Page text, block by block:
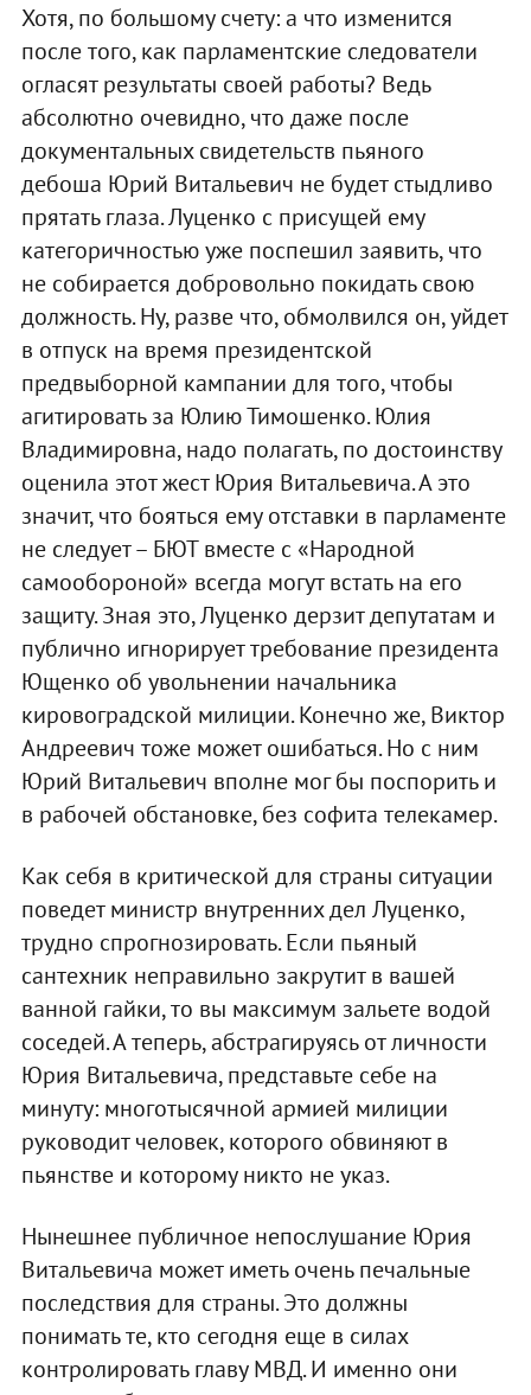
Хотя, по большому счету: а что изменится
после того, как парламентские следователи
огласят результаты своей работы? Ведь
абсолютно очевидно, что даже после
документальных свидетельств пьяного
дебоша Юрий Витальевич не будет стыдливо
прятать глаза. Луценко с присущей ему
категоричностью уже поспешил заявить, что
не собирается добровольно покидать свою
должность. Ну, разве что, обмолвился он, уйдет
в отпуск на время президентской
предвыборной кампании для того, чтобы
агитировать за Юлию Тимошенко. Юлия
Владимировна, надо полагать, по достоинству
оценила этот жест Юрия Витальевича. А это
значит, что бояться ему отставки в парламенте
не следует – БЮТ вместе с «Народной
самообороной» всегда могут встать на его
защиту. Зная это, Луценко дерзит депутатам и
публично игнорирует требование президента
Ющенко об увольнении начальника
кировоградской милиции. Конечно же, Виктор
Андреевич тоже может ошибаться. Но с ним
Юрий Витальевич вполне мог бы поспорить и
в рабочей обстановке, без софита телекамер.
Как себя в критической для страны ситуации
поведет министр внутренних дел Луценко,
трудно спрогнозировать. Если пьяный
сантехник неправильно закрутит в вашей
ванной гайки, то вы максимум зальете водой
соседей. А теперь, абстрагируясь от личности
Юрия Витальевича, представьте себе на
минуту: многотысячной армией милиции
руководит человек, которого обвиняют в
пьянстве и которому никто не указ.
Нынешнее публичное непослушание Юрия
Витальевича может иметь очень печальные
последствия для страны. Это должны
понимать те, кто сегодня еще в силах
контролировать главу МВД. И именно они